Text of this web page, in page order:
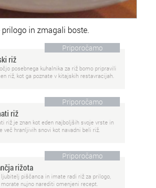
in zmagali boste.
Priporočamo
riž
posebnega kuhalnika za riž bomo pripravili
riž, kot ga poznate v kitajskih restavracijah.
Priporočamo
riž
riž je znan kot eden najboljših svoje vrste in
več hranljivih snovi kot navadni beli riž.
Priporočamo
rižota
ljubitelj piščanca in imate radi riž za prilogo,
nujno narediti omenjeni recept.